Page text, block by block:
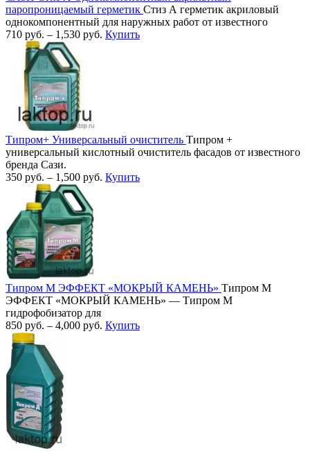
паропроницаемый герметик Стиз А герметик акриловый
однокомпонентный для наружных работ от известного
710 руб. – 1,530 руб. Купить
Типром+ Универсальный очиститель Типром +
универсальный кислотный очиститель фасадов от известного
бренда Сази.
350 руб. – 1,500 руб. Купить
Типром М ЭФФЕКТ «МОКРЫЙ КАМЕНЬ» Типром М
ЭФФЕКТ «МОКРЫЙ КАМЕНЬ» — Типром М
гидрофобизатор для
850 руб. – 4,000 руб. Купить